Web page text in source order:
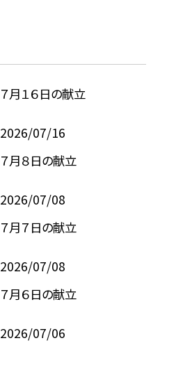
７月１６日の献立
2026/07/16
７月８日の献立
2026/07/08
７月７日の献立
2026/07/08
７月６日の献立
2026/07/06